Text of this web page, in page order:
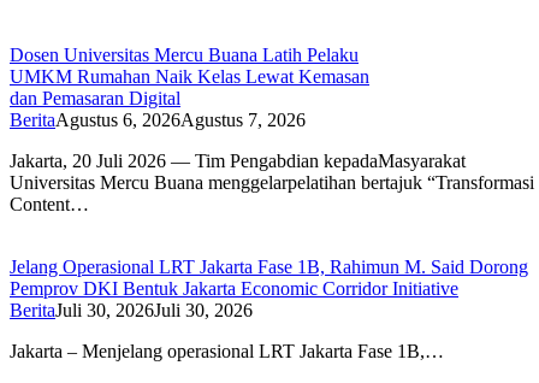
Dosen Universitas Mercu Buana Latih Pelaku
UMKM Rumahan Naik Kelas Lewat Kemasan
dan Pemasaran Digital
BeritaAgustus 6, 2026Agustus 7, 2026
Jakarta, 20 Juli 2026 — Tim Pengabdian kepadaMasyarakat
Universitas Mercu Buana menggelarpelatihan bertajuk
Content…
Jelang Operasional LRT Jakarta Fase 1B, Rahimun M. Said Dorong
Pemprov DKI Bentuk Jakarta Economic Corridor Initiative
BeritaJuli 30, 2026Juli 30, 2026
Jakarta – Menjelang operasional LRT Jakarta Fase 1B,…